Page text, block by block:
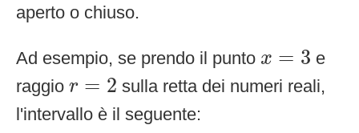
aperto o chiuso.
Ad esempio, se prendo il punto x = 3
x=
e
raggio r = 2
r=
sulla retta dei numeri reali,
l'intervallo è il seguente: